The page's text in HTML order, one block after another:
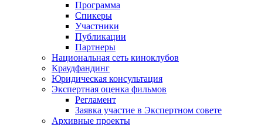
Программа
Спикеры
Участники
Публикации
Партнеры
Национальная сеть киноклубов
Краудфандинг
Юридическая консультация
Экспертная оценка фильмов
Регламент
Заявка участие в Экспертном совете
Архивные проекты